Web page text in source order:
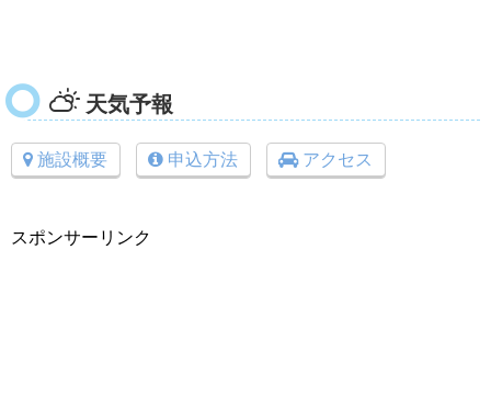
天気予報
施設概要 申込方法 アクセス
スポンサーリンク